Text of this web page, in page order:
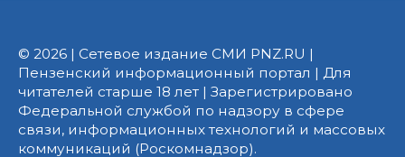
© 2026 | Сетевое издание СМИ PNZ.RU |
Пензенский информационный портал | Для
читателей старше 18 лет | Зарегистрировано
Федеральной службой по надзору в сфере
связи, информационных технологий и массовых
коммуникаций (Роскомнадзор).